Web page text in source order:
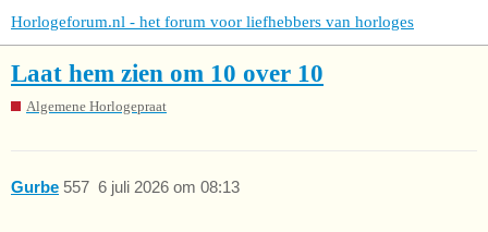
Horlogeforum.nl - het forum voor liefhebbers van horloges
Laat hem zien om 10 over 10
Algemene Horlogepraat
Gurbe 6 juli 2026 om 08:13
557